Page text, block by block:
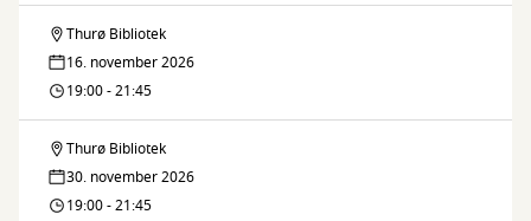
nåle
Thurø
pinde
nåle
Thurø Bibliotek
16. november 2026
19:00 - 21:45
Thurø
pinde
Thurø Bibliotek
30. november 2026
19:00 - 21:45